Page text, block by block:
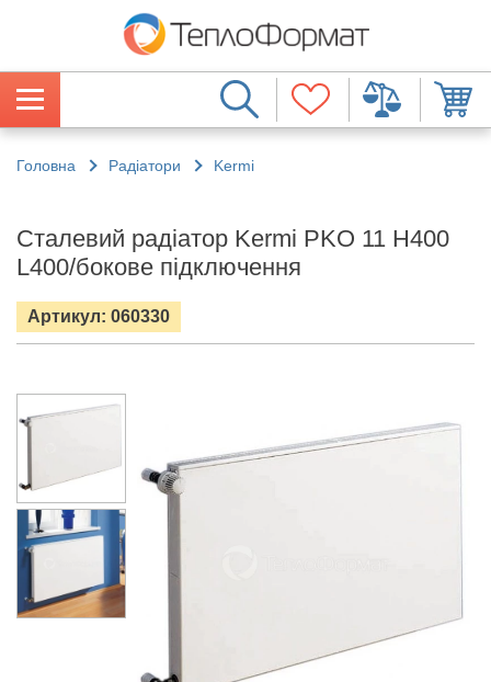
Головна Радіатори Kermi
Сталевий радіатор Kermi PKO 11 H400
L400/бокове підключення
Артикул: 060330